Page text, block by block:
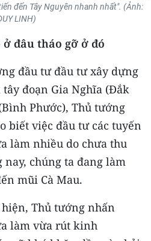
MỖI XÃ
đến Tây Nguyên nhanh nhất". (Ảnh:
LINH)
đâu tháo gỡ ở đó
đầu tư đầu tư xây dựng
đoạn Gia Nghĩa (Đắk
Phước), Thủ tướng
biết việc đầu tư các tuyến
làm nhiều do chưa thu
chúng ta đang làm
mũi Cà Mau.
Thủ tướng nhấn
làm vừa rút kinh